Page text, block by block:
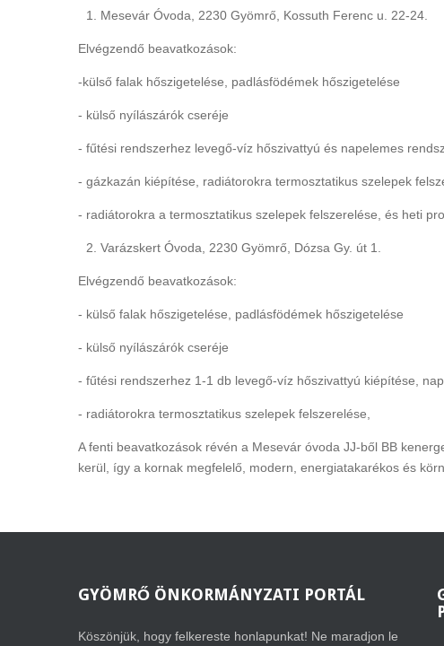
Mesevár Óvoda, 2230 Gyömrő, Kossuth Ferenc u. 22-24.
Elvégzendő beavatkozások:
-külső falak hőszigetelése, padlásfödémek hőszigetelése
- külső nyílászárók cseréje
- fűtési rendszerhez levegő-víz hőszivattyú és napelemes
- gázkazán kiépítése, radiátorokra termosztatikus szelepek
- radiátorokra a termosztatikus szelepek felszerelése, és heti
Varázskert Óvoda, 2230 Gyömrő, Dózsa Gy. út 1.
Elvégzendő beavatkozások:
- külső falak hőszigetelése, padlásfödémek hőszigetelése
- külső nyílászárók cseréje
- fűtési rendszerhez 1-1 db levegő-víz hőszivattyú kiépítése,
- radiátorokra termosztatikus szelepek felszerelése,
A fenti beavatkozások révén a Mesevár óvoda JJ-ből BB
kerül, így a kornak megfelelő, modern, energiatakarékos és
GYÖMRŐ ÖNKORMÁNYZATI PORTÁL
Köszönjük, hogy felkereste honlapunkat! Ne maradjon le